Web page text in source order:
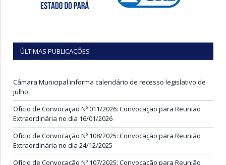
ÚLTIMAS PUBLICAÇÕES
Câmara Municipal informa calendário de recesso legislativo de
julho
Ofício de Convocação Nº 011/2026: Convocação para Reunião
Extraordinária no dia 16/01/2026
Ofício de Convocação Nº 108/2025: Convocação para Reunião
Extraordinária no dia 24/12/2025
Ofício de Convocação Nº 107/2025: Convocação para Reunião